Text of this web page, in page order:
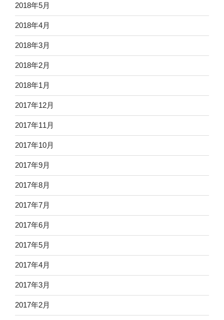
2018年5月
2018年4月
2018年3月
2018年2月
2018年1月
2017年12月
2017年11月
2017年10月
2017年9月
2017年8月
2017年7月
2017年6月
2017年5月
2017年4月
2017年3月
2017年2月